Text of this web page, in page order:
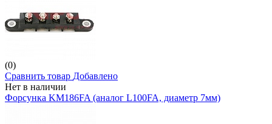
(0)
Сравнить товар Добавлено
Нет в наличии
Форсунка KM186FA (аналог L100FA, диаметр 7мм)